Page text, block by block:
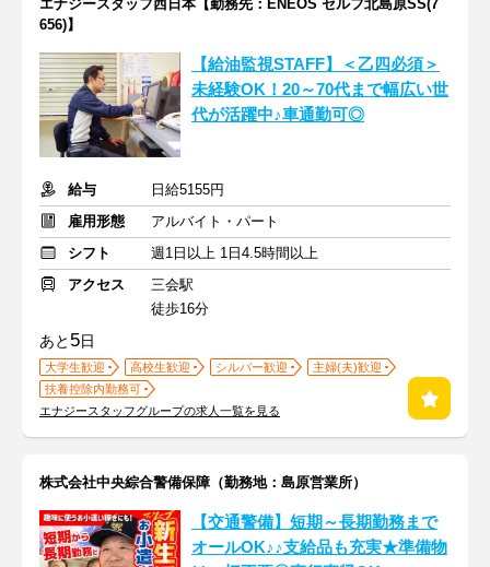
エナジースタッフ西日本【勤務先：ENEOS セルフ北島原SS(7
656)】
【給油監視STAFF】＜乙四必須＞
未経験OK！20～70代まで幅広い世
代が活躍中♪車通勤可◎
給与
日給5155円
雇用形態
アルバイト・パート
シフト
週1日以上 1日4.5時間以上
アクセス
三会駅
徒歩16分
あと 5日
大学生歓迎 高校生歓迎 シルバー歓迎
主婦(夫)歓迎
扶養控除内勤務可
エナジースタッフグループの求人一覧を見る
株式会社中央綜合警備保障（勤務地：島原営業所）
【交通警備】短期～長期勤務まで
オールOK♪♪支給品も充実★準備物